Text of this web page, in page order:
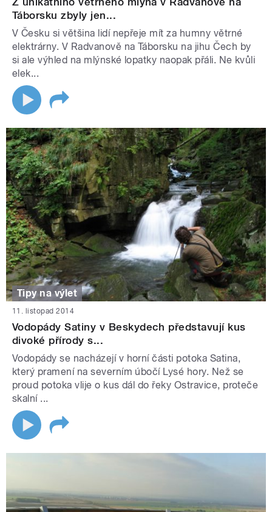
Táborsku zbyly jen...
V Česku si většina lidí nepřeje mít za humny větrné
elektrárny. V Radvanově na Táborsku na jihu Čech by
si ale výhled na mlýnské lopatky naopak přáli. Ne kvůli
elek...
Tipy na výlet
11. listopad 2014
Vodopády Satiny v Beskydech představují kus
divoké přírody s...
Vodopády se nacházejí v horní části potoka Satina,
který pramení na severním úbočí Lysé hory. Než se
proud potoka vlije o kus dál do řeky Ostravice, proteče
skalní ...